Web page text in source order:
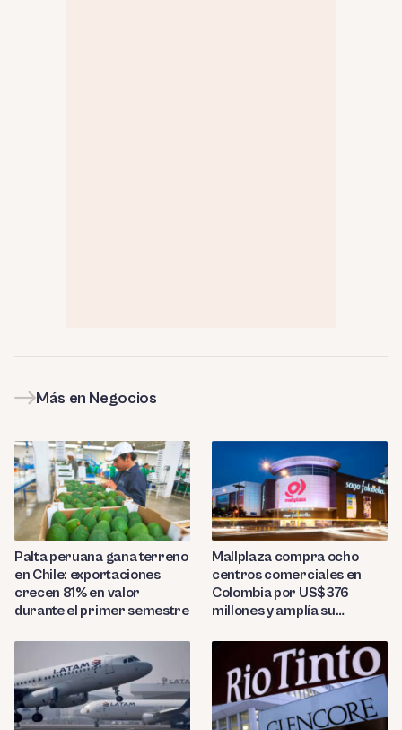
Más en Negocios
Palta peruana gana terreno
en Chile: exportaciones
crecen 81% en valor
durante el primer semestre
Mallplaza compra ocho
centros comerciales en
Colombia por US$376
millones y amplía su